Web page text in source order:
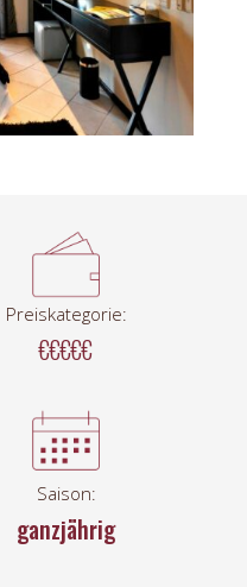
Preiskategorie:
€€€€€
Saison:
ganzjährig